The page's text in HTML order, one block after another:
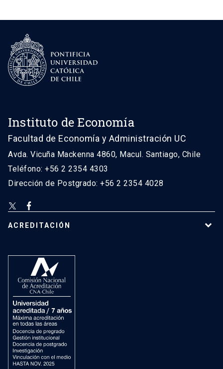
Instituto de Economía
Facultad de Economía y Administración UC
Avda. Vicuña Mackenna 4860, Macul. Santiago, Chile
Teléfono: +56 2 2354 4303
Dirección de Postgrado: +56 2 2354 4028
ACREDITACIÓN